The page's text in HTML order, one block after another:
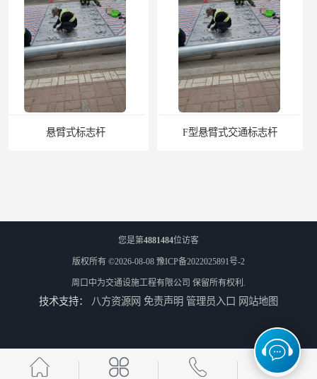
F型悬臂式交通标志杆 道路交通标志牌
您是第4881484位访客
版权所有 ©2026-08-08 豫ICP备2022025891号-2
周口中为交通设施工程有限公司 保留所有权利.
技术支持： 八方资源网 免责声明 管理员入口 网站地图